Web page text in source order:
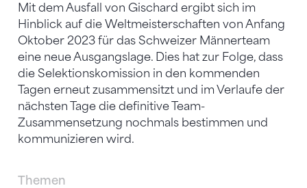
Mit dem Ausfall von Gischard ergibt sich im
Hinblick auf die Weltmeisterschaften von Anfang
Oktober 2023 für das Schweizer Männerteam
eine neue Ausgangslage. Dies hat zur Folge, dass
die Selektionskomission in den kommenden
Tagen erneut zusammensitzt und im Verlaufe der
nächsten Tage die definitive Team-
Zusammensetzung nochmals bestimmen und
kommunizieren wird.
Themen